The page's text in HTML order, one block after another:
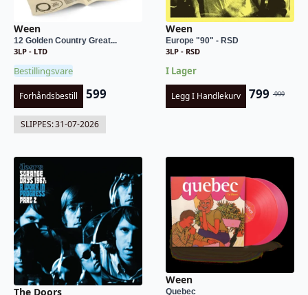
Ween
12 Golden Country Great...
3LP - LTD
Bestillingsvare
Forhåndsbestill 599
SLIPPES:31-07-2026
Ween
Europe "90" - RSD
3LP - RSD
I Lager
Legg I Handlekurv 999
pris
799
pris
The Doors
Ween
Quebec